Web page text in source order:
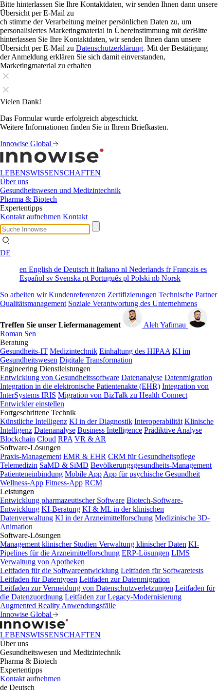
Bitte hinterlassen Sie Ihre Kontaktdaten, wir senden Ihnen dann unsere
Übersicht per E-Mail zu
ch stimme der Verarbeitung meiner persönlichen Daten zu, um
personalisiertes Marketingmaterial in Übereinstimmung mit derBitte
hinterlassen Sie Ihre Kontaktdaten, wir senden Ihnen dann unsere
Übersicht per E-Mail zu Datenschutzerklärung. Mit der Bestätigung
der Anmeldung erklären Sie sich damit einverstanden,
Marketingmaterial zu erhalten
Vielen Dank!
Das Formular wurde erfolgreich abgeschickt.
Weitere Informationen finden Sie in Ihrem Briefkasten.
Innowise Global
LEBENSWISSENSCHAFTEN
Über uns
Gesundheitswesen und Medizintechnik
Pharma & Biotech
Expertentipps
Kontakt aufnehmen Kontakt
DE
en English de Deutsch it Italiano nl Nederlands frFrançais es
Español sv Svenska pt Português pl Polski nb Norsk
So arbeiten wir Kundenreferenzen Zertifizierungen Technische Partner
Qualitätsmanagement Soziale Verantwortung des Unternehmens
Treffen Sie unser Liefermanagement
Aleh Yafimau
Roman Sen
Beratung
Gesundheits-IT Medizintechnik Einhaltung des HIPAA KI im
Gesundheitswesen Digitale Transformation
Engineering Dienstleistungen
Entwicklung von Gesundheitssoftware Datenanalyse Datenmigration
Integration in die elektronische Patientenakte (EHR) Integration von
InterSystems IRIS Migration von BizTalk zu Health Connect
Entwickler einstellen
Fortgeschrittene Technik
Künstliche Intelligenz KI in der Diagnostik Interoperabilität Klinische
Intelligenz Datenanalyse Business Intelligence Prädiktive Analyse
Blockchain Cloud RPA VR & AR
Software-Lösungen
Praxis-Management EMR & EHR CRM für Gesundheitspflege
Telemedizin SaMD & SiMD Bevölkerungsgesundheits-Management
Patienteneinbindung Mobile App App für psychische Gesundheit
Wellness-App Fitness-App RCM
Leistungen
Entwicklung pharmazeutischer Software Biotech-Software-
Entwicklung KI-Beratung KI & ML in der klinischen
Datenverwaltung KI in der Arzneimittelforschung Medizinische 3D-
Animation
Software-Lösungen
Management klinischer Studien Verwaltung klinischer Daten KI-
Pipelines für die Arzneimittelforschung ERP-Lösungen LIMS
Verwaltung von Apotheken
Leitfaden für die Softwareentwicklung Leitfaden für Softwaretests
Leitfaden für Datentypen Leitfaden zur Datenmigration
Leitfaden zur Vermeidung von Datenschutzverletzungen Leitfaden für
die Datenzuordnung Leitfaden zur Legacy-Modernisierung
Augmented Reality Anwendungsfälle
Innowise Global
LEBENSWISSENSCHAFTEN
Über uns
Gesundheitswesen und Medizintechnik
Pharma & Biotech
Expertentipps
Kontakt aufnehmen
de Deutsch